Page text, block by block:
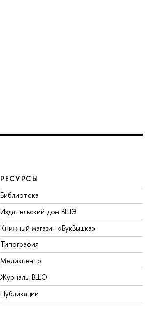
РЕСУРСЫ
Библиотека
Издательский дом ВШЭ
Книжный магазин «БукВышка»
Типография
Медиацентр
Журналы ВШЭ
Публикации